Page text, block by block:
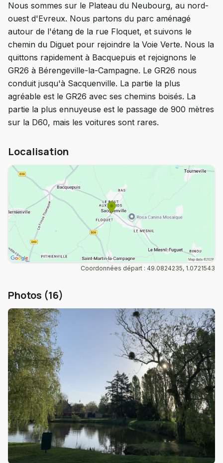
Nous sommes sur le Plateau du Neubourg, au nord-
ouest d'Evreux. Nous partons du parc aménagé
autour de l'étang de la rue Floquet, et suivons le
chemin du Diguet pour rejoindre la Voie Verte. Nous la
quittons rapidement à Bacquepuis et rejoignons le
GR26 à Bérengeville-la-Campagne. Le GR26 nous
conduit jusqu'à Sacquenville. La partie la plus
agréable est le GR26 avec ses chemins boisés. La
partie la plus ennuyeuse est le passage de 900 mètres
sur la D60, mais les voitures sont rares.
Localisation
Coordonnées départ : 49.0824235, 1.0721543
Photos (16)